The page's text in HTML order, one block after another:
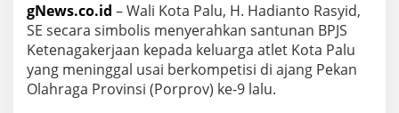
gNews.co.id –Wali Kota Palu, H. Hadianto Rasyid,
SE secara simbolis menyerahkan santunan BPJS
Ketenagakerjaan kepada keluarga atlet Kota Palu
yang meninggal usai berkompetisi di ajang Pekan
Olahraga Provinsi (Porprov) ke-9 lalu.